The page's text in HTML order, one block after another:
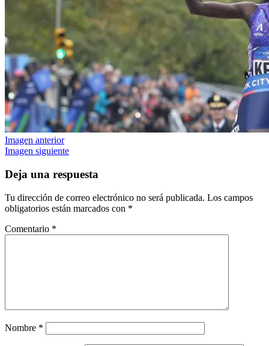
Imagen anterior
Imagen siguiente
Deja una respuesta
Tu dirección de correo electrónico no será publicada. Los campos
obligatorios están marcados con *
Comentario *
Nombre *